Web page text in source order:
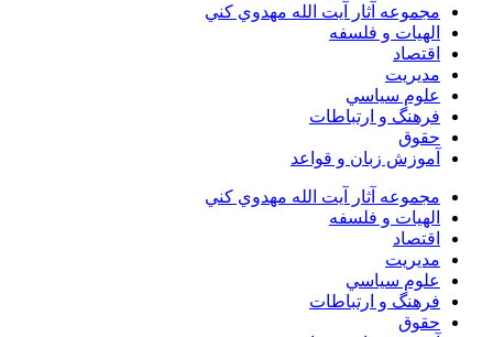
مجموعه آثار آيت الله مهدوي كني
الهیات و فلسفه
اقتصاد
مديريت
علوم سياسي
فرهنگ و ارتباطات
حقوق
آموزش زبان و قواعد
مجموعه آثار آيت الله مهدوي كني
الهیات و فلسفه
اقتصاد
مديريت
علوم سياسي
فرهنگ و ارتباطات
حقوق